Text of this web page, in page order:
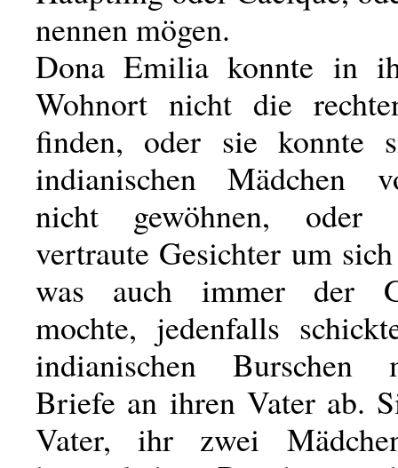
nennen mögen.
Dona Emilia konnte in
Wohnort nicht die
finden, oder sie konnte
indianischen Mädchen
nicht gewöhnen, oder
vertraute Gesichter um
was auch immer der
mochte, jedenfalls
indianischen Burschen
Briefe an ihren Vater ab.
Vater, ihr zwei